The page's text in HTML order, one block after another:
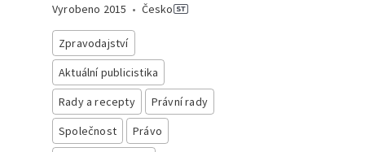
Vyrobeno 2015 • Česko
Zpravodajství
Aktuální publicistika
Rady a recepty
Právní rady
Společnost
Právo